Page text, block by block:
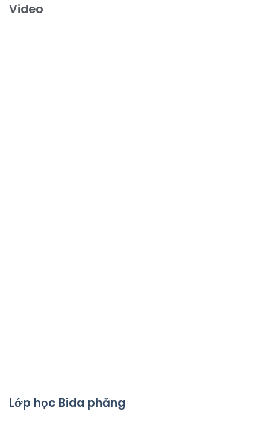
Video
Lớp học Bida phăng